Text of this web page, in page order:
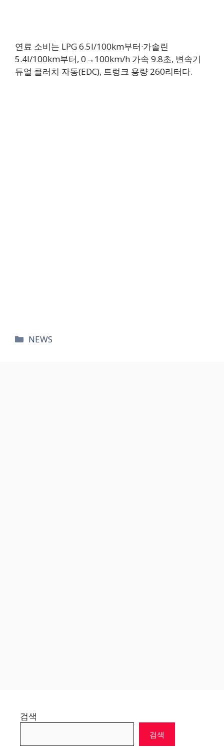
연료 소비는 LPG 6.5l/100km부터·가솔린
5.4l/100km부터, 0→100km/h 가속 9.8초, 변속기
듀얼 클러치 자동(EDC), 트렁크 용량 260리터다.
카
NEWS
검색
검색